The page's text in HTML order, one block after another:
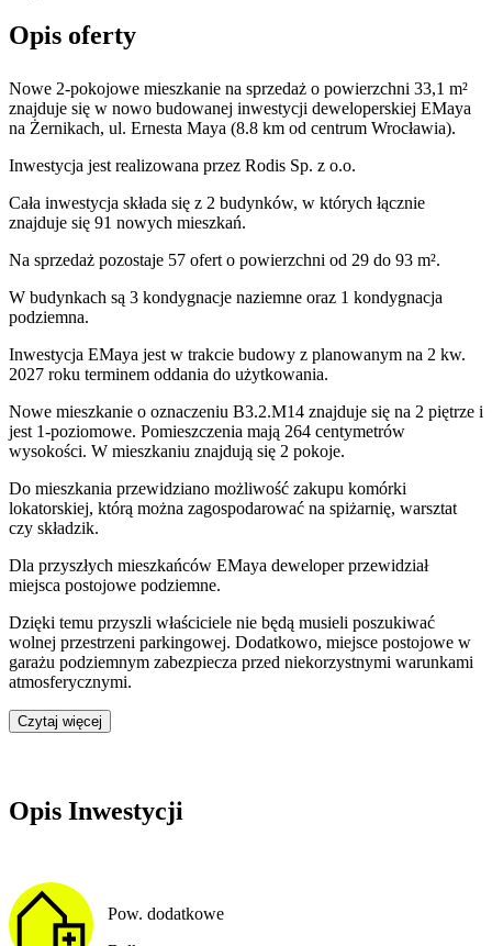
Opis oferty
Nowe 2-pokojowe mieszkanie na sprzedaż o powierzchni 33,1 m²
znajduje się w nowo budowanej inwestycji deweloperskiej EMaya
na Żernikach, ul. Ernesta Maya (8.8 km od centrum Wrocławia).
Inwestycja jest realizowana przez Rodis Sp. z o.o.
Cała inwestycja składa się z 2 budynków, w których łącznie
znajduje się 91 nowych mieszkań.
Na sprzedaż pozostaje 57 ofert o powierzchni od 29 do 93 m².
W budynkach są 3 kondygnacje naziemne oraz 1 kondygnacja
podziemna.
Inwestycja EMaya jest w trakcie budowy z planowanym na 2 kw.
2027 roku terminem oddania do użytkowania.
Nowe mieszkanie o oznaczeniu B3.2.M14 znajduje się na 2 piętrze i
jest 1-poziomowe. Pomieszczenia mają 264 centymetrów
wysokości. W mieszkaniu znajdują się 2 pokoje.
Do mieszkania przewidziano możliwość zakupu komórki
lokatorskiej, którą można zagospodarować na spiżarnię, warsztat
czy składzik.
Dla przyszłych mieszkańców EMaya deweloper przewidział
miejsca postojowe podziemne.
Dzięki temu przyszli właściciele nie będą musieli poszukiwać
wolnej przestrzeni parkingowej. Dodatkowo, miejsce postojowe w
garażu podziemnym zabezpiecza przed niekorzystnymi warunkami
atmosferycznymi.
Czytaj więcej
Opis Inwestycji
Pow. dodatkowe